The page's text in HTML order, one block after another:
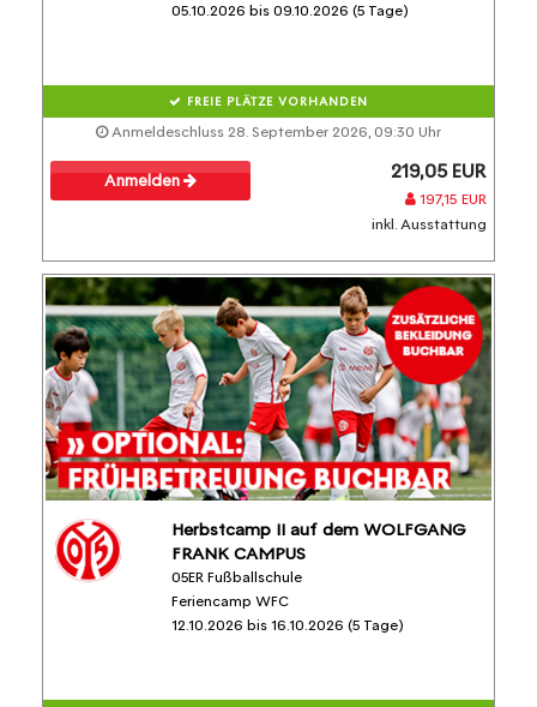
05.10.2026 bis 09.10.2026 (5 Tage)
FREIE PLÄTZE VORHANDEN
Anmeldeschluss 28. September 2026, 09:30 Uhr
Anmelden 219,05 EUR
197,15 EUR
inkl. Ausstattung
Herbstcamp II auf dem WOLFGANG
FRANK CAMPUS
05ER Fußballschule
Feriencamp WFC
12.10.2026 bis 16.10.2026 (5 Tage)